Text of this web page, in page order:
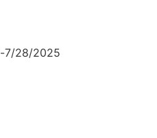
-7/28/2025